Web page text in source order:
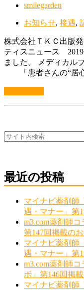
smilegarden
お知らせ, 接遇,
株式会社ＴＫＣ出版
ティスニュース
ました。 メディカル
「患者さんの“居
最近の投稿
マイナビ薬剤師
遇・マナー」第
m3.com薬剤師
第147回掲載の
マイナビ薬剤師
遇・マナー」第
m3.com薬剤師
ボ」第146回掲
マイナビ薬剤師